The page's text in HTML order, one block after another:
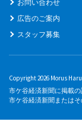
お問い合わせ
広告のご案内
スタッフ募集
Copyright 2026 Morus
市ケ谷経済新聞に掲載
市ケ谷経済新聞またはそ